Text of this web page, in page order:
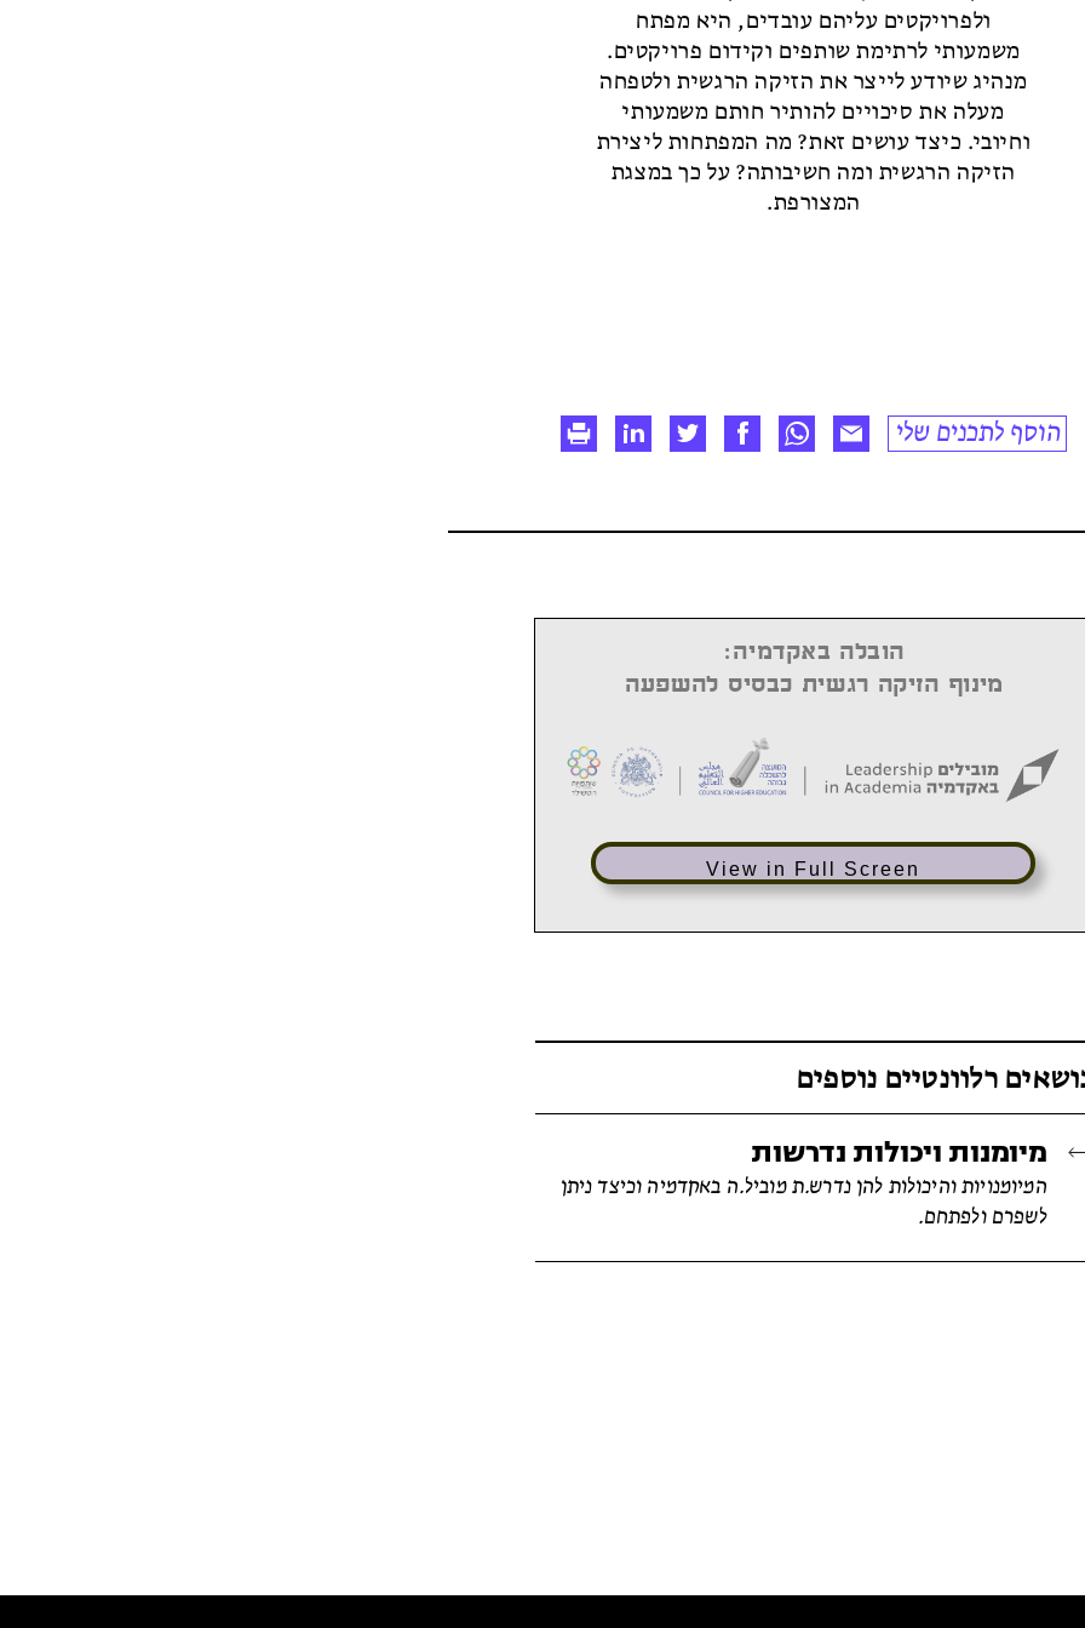
ולפרויקטים עליהם עובדים, היא מפתח
משמעותי לרתימת שותפים וקידום פרויקטים.
מנהיג שיודע לייצר את הזיקה הרגשית ולטפחה
מעלה את סיכויים להותיר חותם משמעותי
וחיובי. כיצד עושים זאת? מה המפתחות ליצירת
הזיקה הרגשית ומה חשיבותה? על כך במצגת
המצורפת.
הוסף לתכנים שלי
View in Full Screen
רלוונטיים נוספים
מיומנות ויכולות נדרשות
המיומנויות והיכולות להן נדרש.ת מוביל.ה באקדמיה וכיצד ניתן
לשפרם ולפתחם.